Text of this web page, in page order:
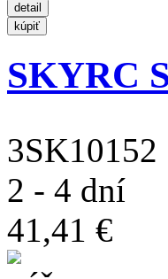
SKYRC
3SK10152
2 - 4 dní
41,41 €